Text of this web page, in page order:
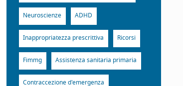
Neuroscienze ADHD
Inappropriatezza prescrittiva Ricorsi
Fimmg Assistenza sanitaria primaria
Contraccezione d'emergenza